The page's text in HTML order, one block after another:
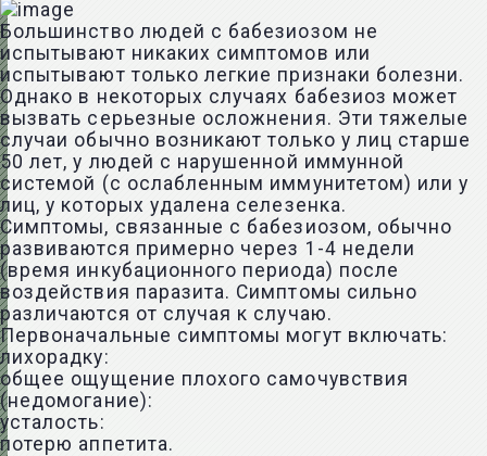
Большинство людей с бабезиозом не
испытывают никаких симптомов или
испытывают только легкие признаки болезни.
Однако в некоторых случаях бабезиоз может
вызвать серьезные осложнения. Эти тяжелые
случаи обычно возникают только у лиц старше
50 лет, у людей с нарушенной иммунной
системой (с ослабленным иммунитетом) или у
лиц, у которых удалена селезенка.
Симптомы, связанные с бабезиозом, обычно
развиваются примерно через 1-4 недели
(время инкубационного периода) после
воздействия паразита. Симптомы сильно
различаются от случая к случаю.
Первоначальные симптомы могут включать:
лихорадку:
общее ощущение плохого самочувствия
(недомогание):
усталость:
потерю аппетита.